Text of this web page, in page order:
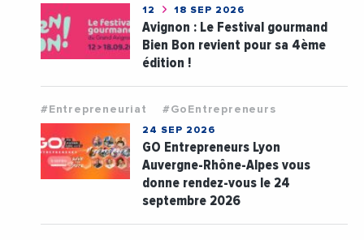
12 18 SEP 2026
Avignon : Le Festival gourmand
Bien Bon revient pour sa 4ème
édition !
#Entrepreneuriat #GoEntrepreneurs
24 SEP 2026
GO Entrepreneurs Lyon
Auvergne-Rhône-Alpes vous
donne rendez-vous le 24
septembre 2026